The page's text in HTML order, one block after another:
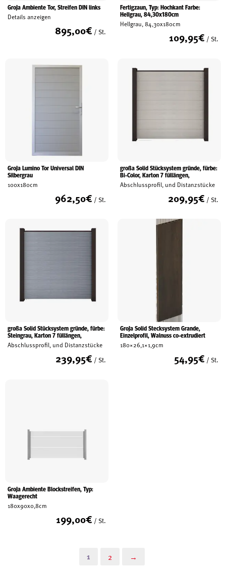
GroJa Ambiente Tor, Streifen DIN links
Details anzeigen
895,00€ / St.
Fertigzaun, Typ: Hochkant Farbe:
Hellgrau, 84,30x180cm
Hellgrau, 84,30x180cm
109,95€ / St.
GroJa Lumino Tor Universal DIN
Silbergrau
100x180cm
962,50€ / St.
großa Solid Stücksystem gründe, fürbe:
Bi-Color, Karton 7 füllängen,
Abschlussprofil, und Distanzstücke
209,95€ / St.
großa Solid Stücksystem gründe, fürbe:
Steingrau, Karton 7 füllängen,
Abschlussprofil, und Distanzstücke
239,95€ / St.
GroJa Solid Stecksystem Grande,
Einzelprofil, Walnuss co-extrudiert
180×26,1×1,9cm
54,95€ / St.
GroJa Ambiente Blockstreifen, Typ:
Waagerecht
180x90x0,8cm
199,00€ / St.
1 2 →